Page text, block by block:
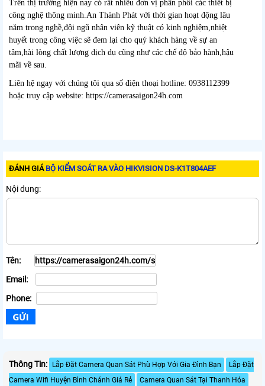
Trên thị trường hiện nay có rất nhiều đơn vị phân phối các thiết bị
công nghệ thông minh.An Thành Phát với thời gian hoạt động lâu
năm trong nghề,đội ngũ nhân viên kỹ thuật có kinh nghiệm,nhiệt
huyết trong công việc sẽ đem lại cho quý khách hàng về sự an
tâm,hài lòng chất lượng dịch dụ cũng như các chế độ bảo hành,hậu
mãi về sau.
Liên hệ ngay với chúng tôi qua số điện thoại hotline: 0938112399
hoặc truy cập website: https://camerasaigon24h.com
ĐÁNH GIÁ BỘ KIỂM SOÁT RA VÀO HIKVISION DS-K1T804AEF
Nội dung:
Tên:
Email:
Phone:
Thông Tin: Lắp Đặt Camera Quan Sát Phù Hợp Với Gia Đình Bạn
Lắp Đặt
Camera Wifi Huyện Bình Chánh Giá Rẻ
Camera Quan Sát Tại Thanh Hóa